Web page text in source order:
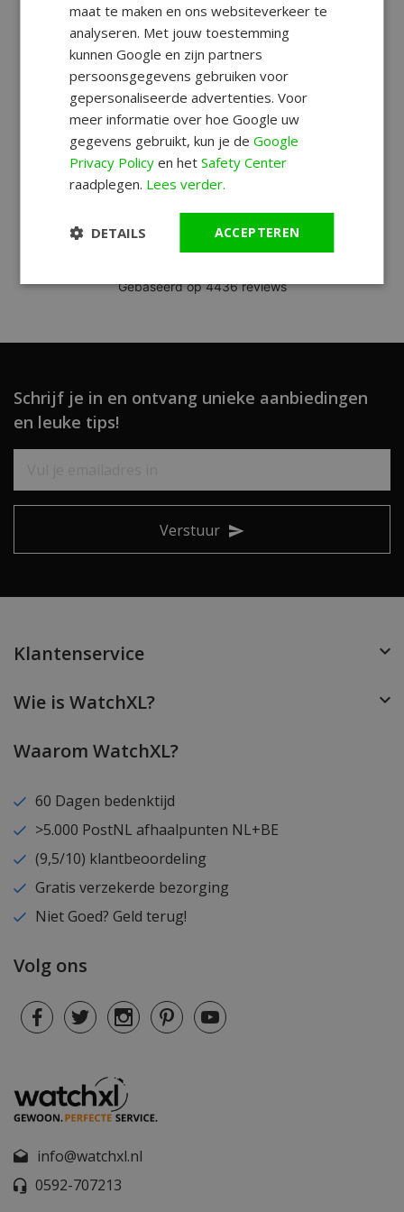
Schrijf je in en ontvang unieke aanbiedingen
en leuke tips!
Verstuur
Klantenservice
Wie is WatchXL?
Waarom WatchXL?
60 Dagen bedenktijd
>5.000 PostNL afhaalpunten NL+BE
(9,5/10) klantbeoordeling
Gratis verzekerde bezorging
Niet Goed? Geld terug!
Volg ons
info@watchxl.nl
0592-707213
maat te maken en ons websiteverkeer te
analyseren. Met jouw toestemming
kunnen Google en zijn partners
persoonsgegevens gebruiken voor
gepersonaliseerde advertenties. Voor
meer informatie over hoe Google uw
gegevens gebruikt, kun je deGoogle
Privacy Policy en hetSafety Center
raadplegen. Lees verder.
ACCEPTEREN
DETAILS